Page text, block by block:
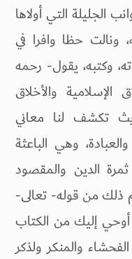
الجليلة التي أولاها
ونالت حظا وافرا في
وكتبه، يقول- رحمه
الإسلامية والأخلاق
تكشف لنا معاني
وهي الباعثة
الدين والمقصود
ذلك من قوله- تعالى-
{اتل ما أوحي إليك من الكتاب
والمنكر ولذكر